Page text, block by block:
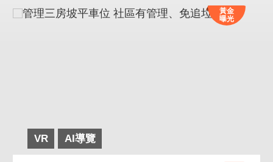
VR AI導覽
黃金
曝光